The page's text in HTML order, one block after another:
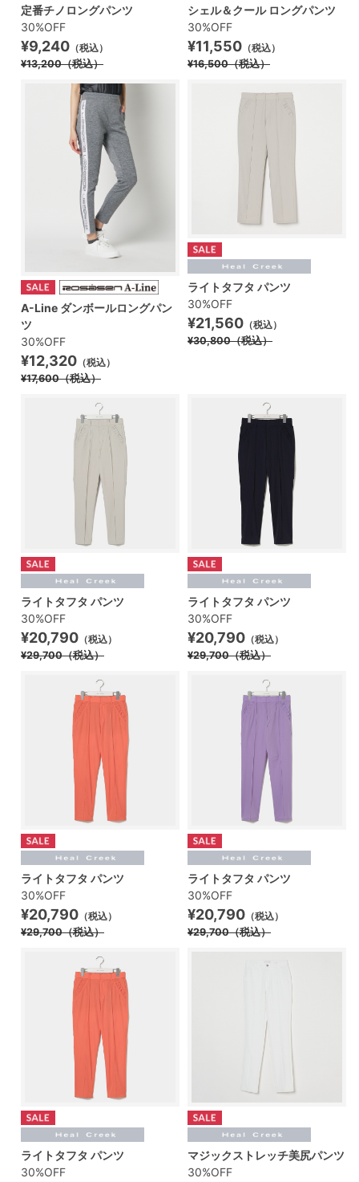
定番チノロングパンツ
30%OFF
¥9,240 （税込）
¥13,200（税込）
シェル＆クール ロングパンツ
30%OFF
¥11,550 （税込）
¥16,500（税込）
A-Line ダンボールロングパン
ツ
30%OFF
¥12,320 （税込）
¥17,600（税込）
ライトタフタ パンツ
30%OFF
¥21,560 （税込）
¥30,800（税込）
ライトタフタ パンツ
30%OFF
¥20,790 （税込）
¥29,700（税込）
ライトタフタ パンツ
30%OFF
¥20,790 （税込）
¥29,700（税込）
ライトタフタ パンツ
30%OFF
¥20,790 （税込）
¥29,700（税込）
ライトタフタ パンツ
30%OFF
¥20,790 （税込）
¥29,700（税込）
ライトタフタ パンツ
30%OFF
マジックストレッチ美尻パンツ
30%OFF